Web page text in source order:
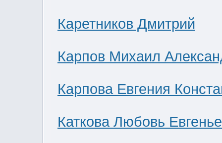
Каретников Дмитрий
Карпов Михаил
Карпова Евгения
Каткова Любовь